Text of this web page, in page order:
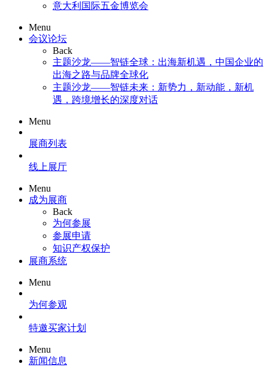
意大利国际五金博览会
Menu
会议论坛
Back
主题沙龙——智链全球：出海新机遇，中国企业的
出海之路与品牌全球化
主题沙龙——智链未来：新势力，新动能，新机
遇，跨境增长的深度对话
Menu
展商列表
线上展厅
Menu
成为展商
Back
为何参展
参展申请
知识产权保护
展商系统
Menu
为何参观
特邀买家计划
Menu
新闻信息